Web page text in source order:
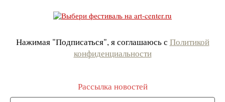
Нажимая "Подписаться", я соглашаюсь с Политикой
конфиденциальности
Рассылка новостей